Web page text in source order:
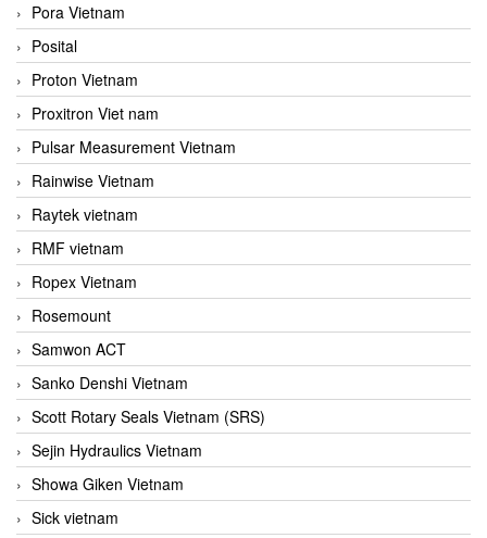
Pora Vietnam
Posital
Proton Vietnam
Proxitron Viet nam
Pulsar Measurement Vietnam
Rainwise Vietnam
Raytek vietnam
RMF vietnam
Ropex Vietnam
Rosemount
Samwon ACT
Sanko Denshi Vietnam
Scott Rotary Seals Vietnam (SRS)
Sejin Hydraulics Vietnam
Showa Giken Vietnam
Sick vietnam